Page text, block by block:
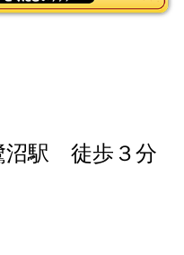
駅 徒歩３分